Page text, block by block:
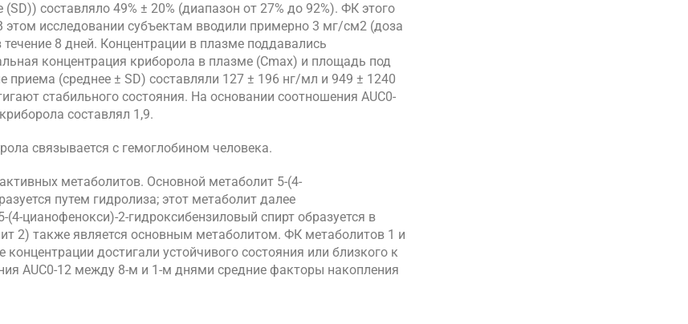
составляло 49% ± 20% (диапазон от 27% до 92%). ФК этого
этом исследовании субъектам вводили примерно 3 мг/см2 (доза
8 дней. Концентрации в плазме поддавались
концентрация криборола в плазме (Cmax) и площадь под
приема (среднее ± SD) составляли 127 ± 196 нг/мл и 949 ± 1240
стабильного состояния. На основании соотношения AUC0-
составлял 1,9.
связывается с гемоглобином человека.
метаболитов. Основной метаболит 5-(4-
путем гидролиза; этот метаболит далее
цианофенокси)-2-гидроксибензиловый спирт образуется в
2) также является основным метаболитом. ФК метаболитов 1 и
достигали устойчивого состояния или близкого к
AUC0-12 между 8-м и 1-м днями средние факторы накопления